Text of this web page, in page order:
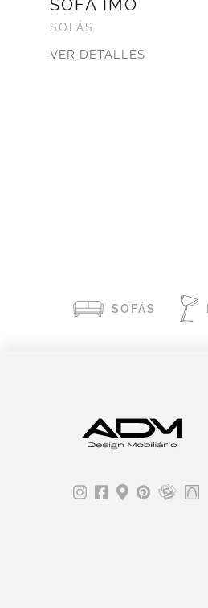
SOFÁ IMO
SOFÁS
VER DETALLES
SOFÁS